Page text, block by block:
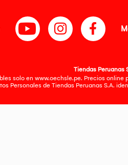
Tiendas Peruanas
solo en www.oechsle.pe. Precios
Personales de Tiendas Peruanas S.A.